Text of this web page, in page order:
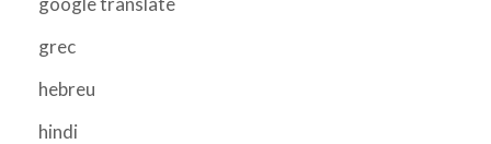
grec
hebreu
hindi